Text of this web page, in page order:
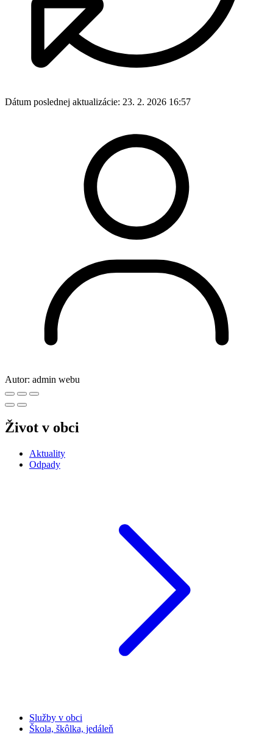
Dátum poslednej aktualizácie: 23. 2. 2026 16:57
Autor: admin webu
Život v obci
Aktuality
Odpady
Služby v obci
Škola, škôlka, jedáleň